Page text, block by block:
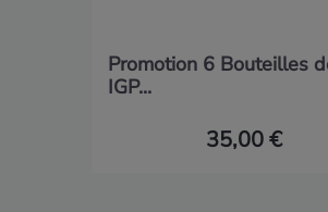
Promotion 6 Bouteilles
IGP...
35,00 €